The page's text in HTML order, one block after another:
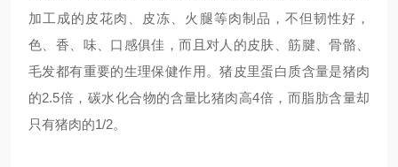
加工成的皮花肉、皮冻、火腿等肉制品，不但韧性好，
色、香、味、口感俱佳，而且对人的皮肤、筋腱、骨骼、
毛发都有重要的生理保健作用。猪皮里蛋白质含量是猪肉
的2.5倍，碳水化合物的含量比猪肉高4倍，而脂肪含量却
只有猪肉的1/2。